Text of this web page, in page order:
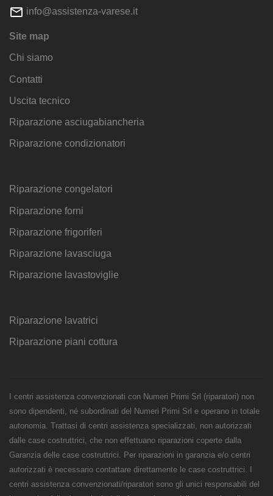
info@assistenza-varese.it
Site map
Chi siamo
Contatti
Uscita tecnico
Riparazione asciugabiancheria
Riparazione condizionatori
Riparazione congelatori
Riparazione forni
Riparazione frigoriferi
Riparazione lavasciuga
Riparazione lavastoviglie
Riparazione lavatrici
Riparazione piani cottura
I centri assistenza convenzionati con Numeri Primi Srl (riparatori) non
sono dipendenti, né subordinati del Numeri Primi Srl e operano in totale
autonomia. Trattasi di centri assistenza specializzati, non autorizzati
dalle case costruttrici, che non effettuano riparazioni coperte dalla
Garanzia delle case costruttrici. Per riparazioni in garanzia e/o centri
autorizzati è necessario contattare direttamente le case costruttrici. I
centri assistenza convenzionati/riparatori sono gli unici responsabili del